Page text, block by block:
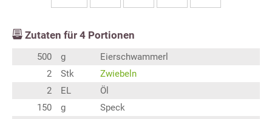
Zutaten für 4 Portionen
500 g
Eierschwammerl
2
Stk
Zwiebeln
2
EL
Öl
150
g
Speck